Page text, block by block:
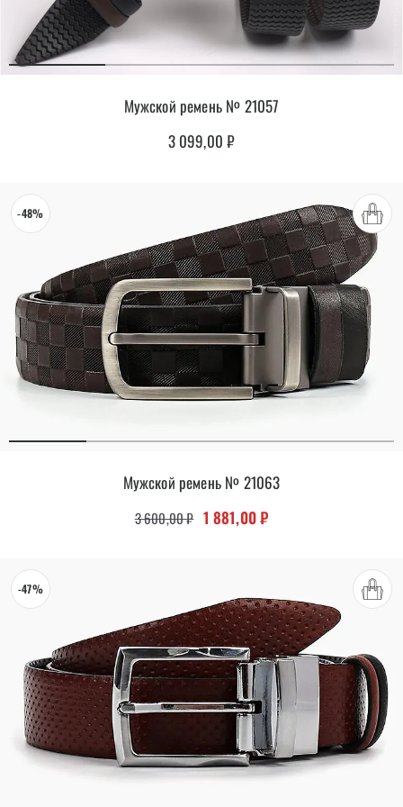
Мужской ремень № 21057
3 099,00₽
-48%
Мужской ремень № 21063
3 600,00₽ Первоначальная цена
1 881,00₽Текущая цена: 1
-47%